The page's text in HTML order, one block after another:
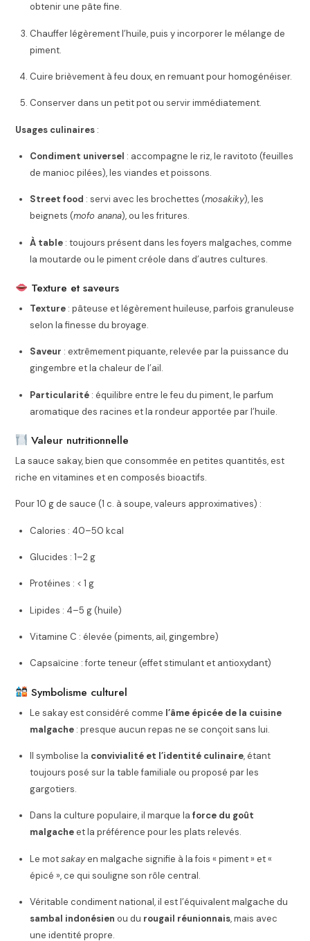
obtenir une pâte fine.
Chauffer légèrement l’huile, puis y incorporer le mélange de
piment.
Cuire brièvement à feu doux, en remuant pour homogénéiser.
Conserver dans un petit pot ou servir immédiatement.
Usages culinaires :
Condiment universel : accompagne le riz, le ravitoto (feuilles
de manioc pilées), les viandes et poissons.
Street food : servi avec les brochettes (mosakiky), les
beignets (mofo anana), ou les fritures.
À table : toujours présent dans les foyers malgaches, comme
la moutarde ou le piment créole dans d’autres cultures.
Texture et saveurs
Texture : pâteuse et légèrement huileuse, parfois granuleuse
selon la finesse du broyage.
Saveur : extrêmement piquante, relevée par la puissance du
gingembre et la chaleur de l’ail.
Particularité : équilibre entre le feu du piment, le parfum
aromatique des racines et la rondeur apportée par l’huile.
Valeur nutritionnelle
La sauce sakay, bien que consommée en petites quantités, est
riche en vitamines et en composés bioactifs.
Pour 10 g de sauce (1 c. à soupe, valeurs approximatives) :
Calories : 40–50 kcal
Glucides : 1–2 g
Protéines : < 1 g
Lipides : 4–5 g (huile)
Vitamine C : élevée (piments, ail, gingembre)
Capsaïcine : forte teneur (effet stimulant et antioxydant)
Symbolisme culturel
Le sakay est considéré comme l’âme épicée de la cuisine
malgache : presque aucun repas ne se conçoit sans lui.
Il symbolise la convivialité et l’identité culinaire, étant
toujours posé sur la table familiale ou proposé par les
gargotiers.
Dans la culture populaire, il marque laforce du goût
malgacheet la préférence pour les plats relevés.
Le motsakayen malgache signifie à la fois « piment » et «
épicé », ce qui souligne son rôle central.
Véritable condiment national, il est l’équivalent malgache du
sambal indonésien ou du rougail réunionnais, mais avec
une identité propre.